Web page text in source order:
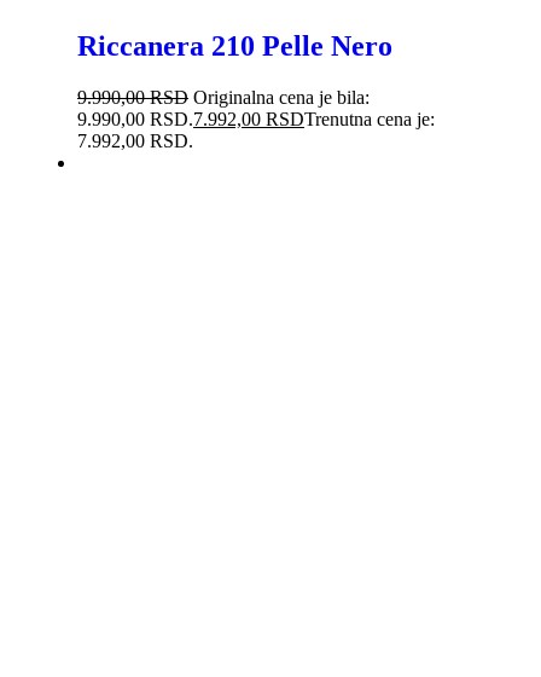
Riccanera 210 Pelle Nero
9.990,00RSD Originalna cena je bila:
9.990,00 RSD.7.992,00 RSDTrenutna cena je:
7.992,00 RSD.